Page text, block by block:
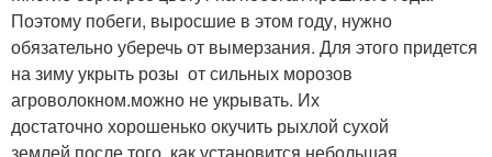
Поэтому побеги, выросшие в этом году, нужно
обязательно уберечь от вымерзания. Для этого придется
на зиму укрыть розы от сильных морозов
агроволокном.можно не укрывать. Их
достаточно хорошенько окучить рыхлой сухой